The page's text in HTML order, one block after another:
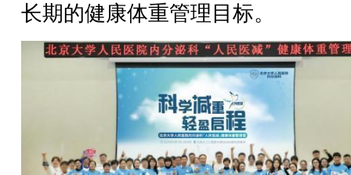
长期的健康体重管理目标。